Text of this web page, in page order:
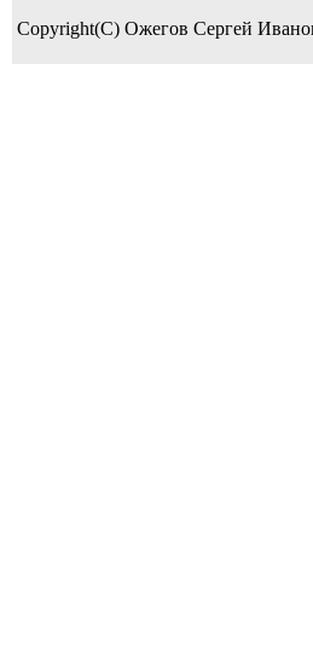
Copyright(C) Ожегов Сергей